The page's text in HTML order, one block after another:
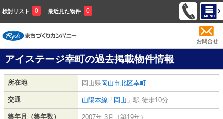
検討リスト 0 最近見た物件 0
お問合せ
アイステージ幸町の過去掲載物件情報
所在地 岡山県岡山市北区幸町
交通 山陽本線 「 岡山 」駅 徒歩10分
築年月（築年数） 2007年 3月（築19年）